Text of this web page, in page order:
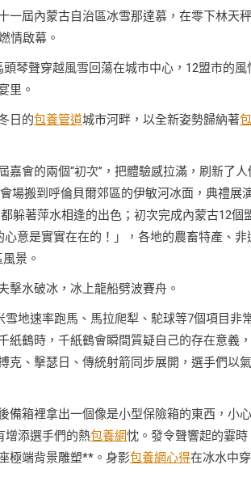
一屆內蒙古自治區冰雪那達慕，在零下林天
情啟幕。
頭琴聲穿越風雪回蕩在城市中心，12盟市的風
里。
日的包養管道城市河畔，以全新姿勢歸納著
會的兩個“初次”，把體驗感拉滿，刷新了人
場搬到呼倫貝爾郊區的伊敏河冰面，典禮展
躲著萍水相逢的出色；初次完成內蒙古12個
意是實實在在的！」，各地的農畜特產、非
景。
擊水破冰，冰上龍船劈波賽舟。
地速率跑馬、馬拉爬犁、駝球等7個項目非
紙鶴時，千紙鶴會瞬間質疑自己的存在意義
克、擊瑟日、傳統射箭同步展開，選手們以
備箱裡拿出一個像是小型保險箱的東西，小
增添選手們的熱包養網忱。發令聲響起的霎時
極端背景雕塑**。身影包養網心得在冰水中穿